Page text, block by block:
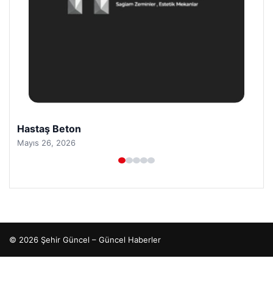
Hastaş Beton
Mayıs 26, 2026
© 2026 Şehir Güncel – Güncel Haberler